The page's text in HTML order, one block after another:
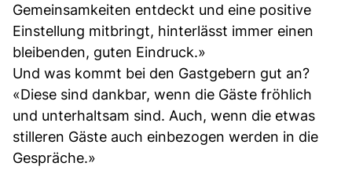
Gemeinsamkeiten entdeckt und eine positive
Einstellung mitbringt, hinterlässt immer einen
bleibenden, guten Eindruck.»
Und was kommt bei den Gastgebern gut an?
«Diese sind dankbar, wenn die Gäste fröhlich
und unterhaltsam sind. Auch, wenn die etwas
stilleren Gäste auch einbezogen werden in die
Gespräche.»